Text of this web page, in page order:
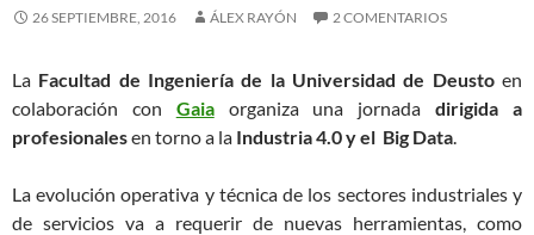
26 SEPTIEMBRE, 2016 ÁLEX RAYÓN 2 COMENTARIOS
La Facultad de Ingeniería de la Universidad de Deustoen
colaboración con Gaia organiza una jornadadirigida a
profesionalesen torno a la Industria 4.0 y el Big Data.
La evolución operativa y técnica de los sectores industriales y
de servicios va a requerir de nuevas herramientas, como